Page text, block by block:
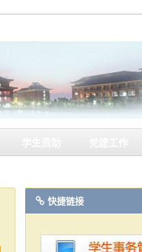
快捷链接